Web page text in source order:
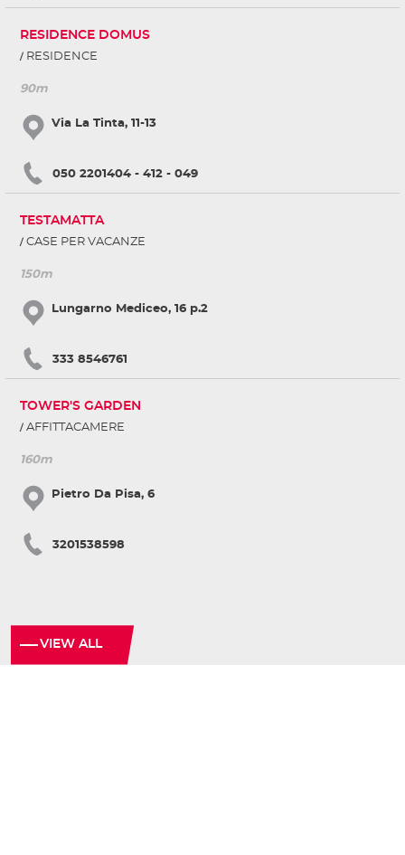
RESIDENCE DOMUS
RESIDENCE
90m
Via La Tinta, 11-13
050 2201404 - 412 - 049
TESTAMATTA
CASE PER VACANZE
150m
Lungarno Mediceo, 16 p.2
333 8546761
TOWER'S GARDEN
AFFITTACAMERE
160m
Pietro Da Pisa, 6
3201538598
VIEW ALL